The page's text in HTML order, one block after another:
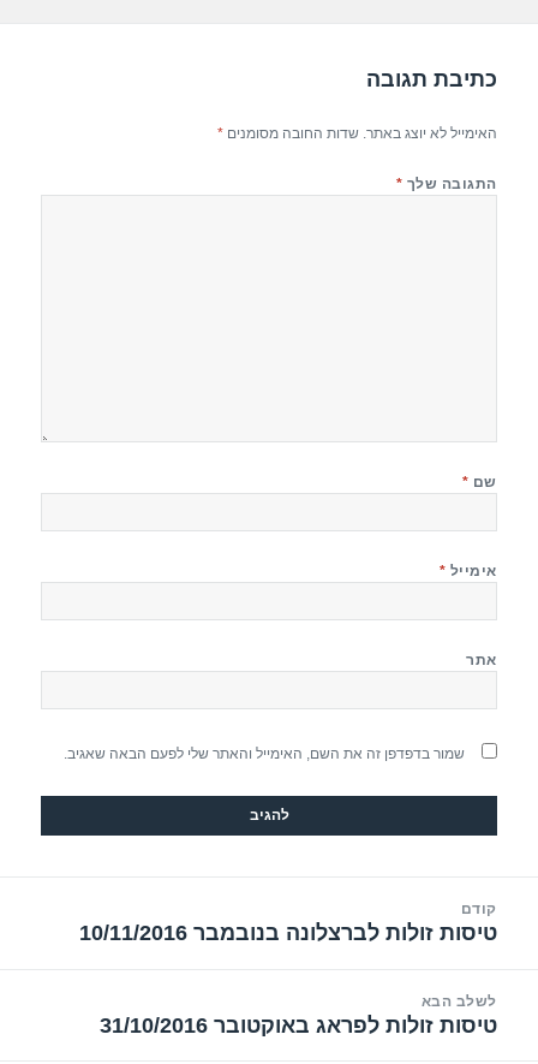
k
כתיבת תגובה
האימייל לא יוצג באתר. שדות החובה מסומנים*
התגובה שלך *
שם *
אימייל *
אתר
שמור בדפדפן זה את השם, האימייל והאתר שלי לפעם הבאה שאגיב.
קודם
הפוסט
טיסות זולות לברצלונה בנובמבר 10/11/2016
לשלב הבא
הפוסט
טיסות זולות לפראג באוקטובר 31/10/2016